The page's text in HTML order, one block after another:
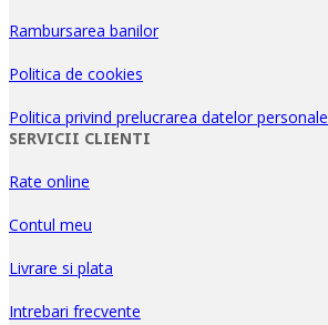
Rambursarea banilor
Politica de cookies
Politica privind prelucrarea datelor personale
SERVICII CLIENTI
Rate online
Contul meu
Livrare si plata
Intrebari frecvente